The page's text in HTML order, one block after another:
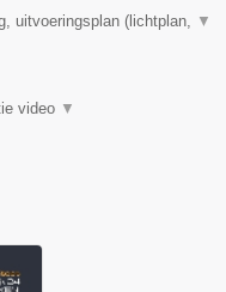
uitvoeringsplan (lichtplan, ▼
video ▼